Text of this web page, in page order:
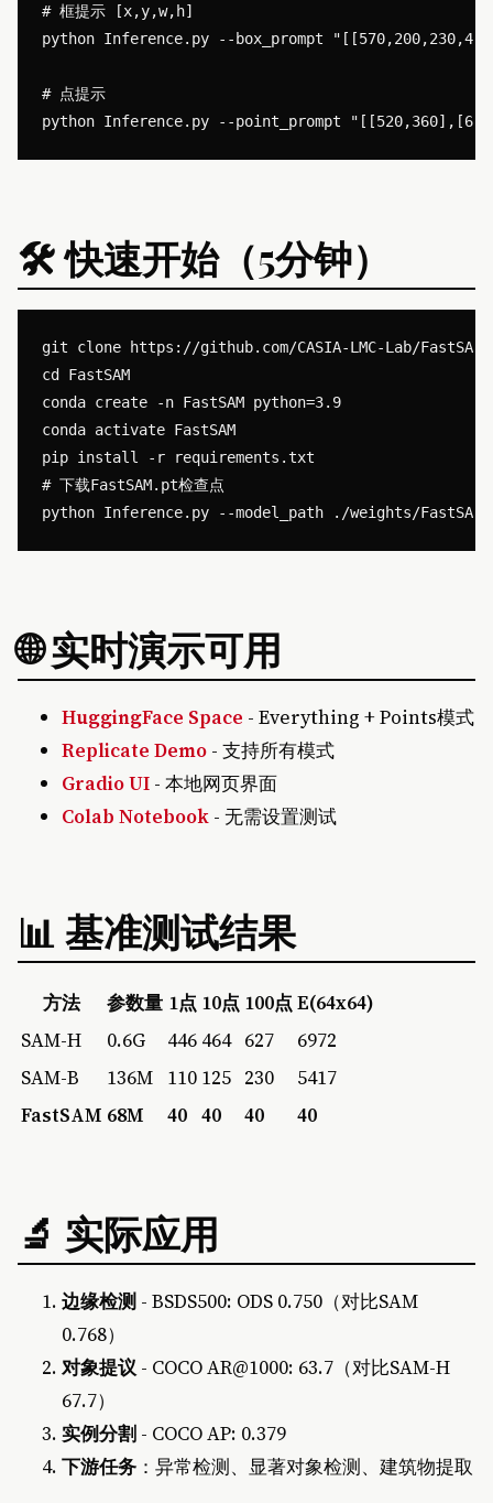
# 框提示 [x,y,w,h]
python Inference.py --box_prompt
# 点提示
🛠️ 快速开始（5分钟）
git clone https://github.com/CASIA-LMC-Lab/
cd FastSAM
conda create -n FastSAM python=3.9
conda activate FastSAM
pip install -r requirements.txt
# 下载FastSAM.pt检查点
🌐 实时演示可用
HuggingFace Space - Everything + Points模式
Replicate Demo - 支持所有模式
Gradio UI - 本地网页界面
Colab Notebook - 无需设置测试
📊 基准测试结果
方法 参数量 1点 10点 100点 E(64x64)
SAM-H
0.6G 446 464 627
6972
SAM-B
136M 110 125 230
5417
FastSAM 68M 40 40 40 40
🔬 实际应用
边缘检测 - BSDS500: ODS 0.750（对比SAM
0.768）
对象提议 - COCO AR@1000: 63.7（对比SAM-H
67.7）
实例分割 - COCO AP: 0.379
下游任务 ：异常检测、显著对象检测、建筑物提取